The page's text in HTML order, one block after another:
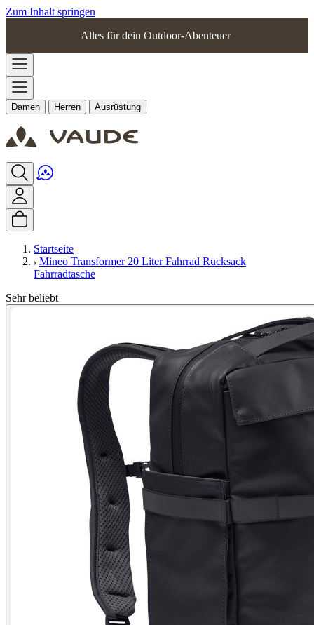
Zum Inhalt springen
Alles für dein Outdoor-Abenteuer
Damen Herren Ausrüstung
Startseite
Mineo Transformer 20 Liter Fahrrad Rucksack
Fahrradtasche
Sehr beliebt